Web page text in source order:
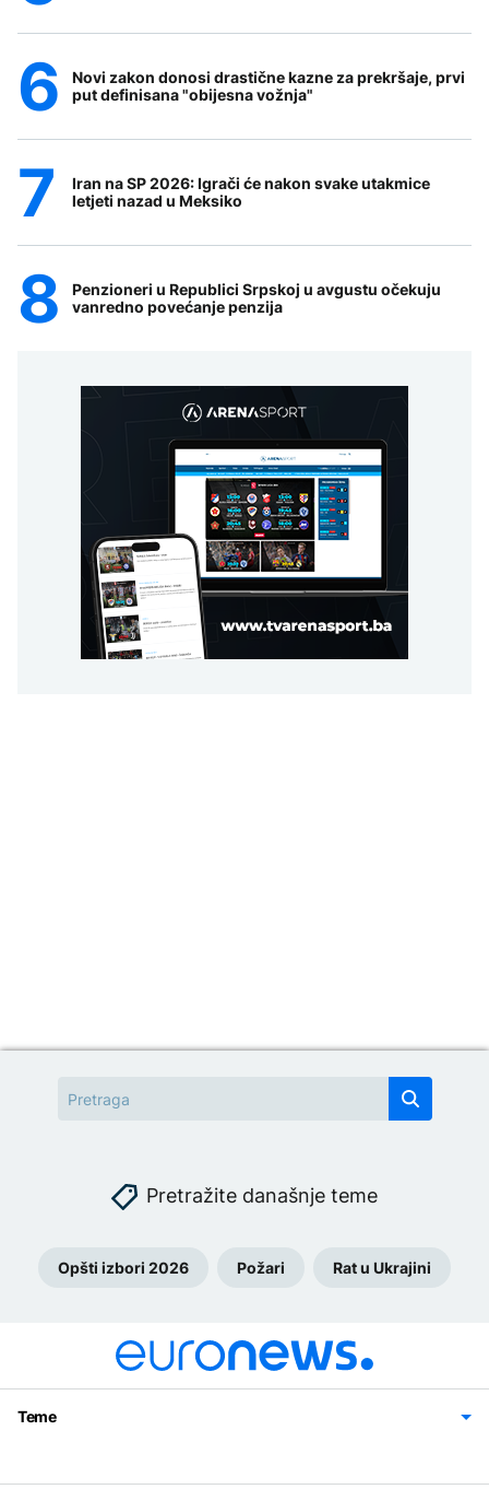
Novi zakon donosi drastične kazne za prekršaje, prvi
put definisana "obijesna vožnja"
Iran na SP 2026: Igrači će nakon svake utakmice
letjeti nazad u Meksiko
Penzioneri u Republici Srpskoj u avgustu očekuju
vanredno povećanje penzija
Pretražite današnje teme
Opšti izbori 2026 Požari Rat u Ukrajini
Teme
Svijet
Sport